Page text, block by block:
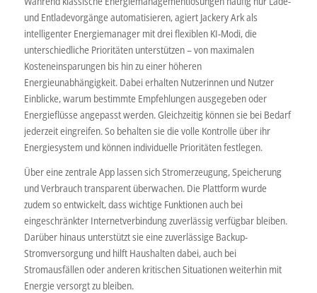
und Entladevorgänge automatisieren, agiert Jackery Ark als
intelligenter Energiemanager mit drei flexiblen KI-Modi, die
unterschiedliche Prioritäten unterstützen – von maximalen
Kosteneinsparungen bis hin zu einer höheren
Energieunabhängigkeit. Dabei erhalten Nutzerinnen und Nutzer
Einblicke, warum bestimmte Empfehlungen ausgegeben oder
Energieflüsse angepasst werden. Gleichzeitig können sie bei Bedarf
jederzeit eingreifen. So behalten sie die volle Kontrolle über ihr
Energiesystem und können individuelle Prioritäten festlegen.
Über eine zentrale App lassen sich Stromerzeugung, Speicherung
und Verbrauch transparent überwachen. Die Plattform wurde
zudem so entwickelt, dass wichtige Funktionen auch bei
eingeschränkter Internetverbindung zuverlässig verfügbar bleiben.
Darüber hinaus unterstützt sie eine zuverlässige Backup-
Stromversorgung und hilft Haushalten dabei, auch bei
Stromausfällen oder anderen kritischen Situationen weiterhin mit
Energie versorgt zu bleiben.